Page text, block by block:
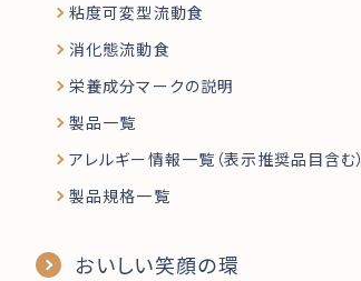
粘度可変型流動食
消化態流動食
栄養成分マークの説明
製品一覧
アレルギー情報一覧（表示推奨品目含む）
製品規格一覧
おいしい笑顔の環